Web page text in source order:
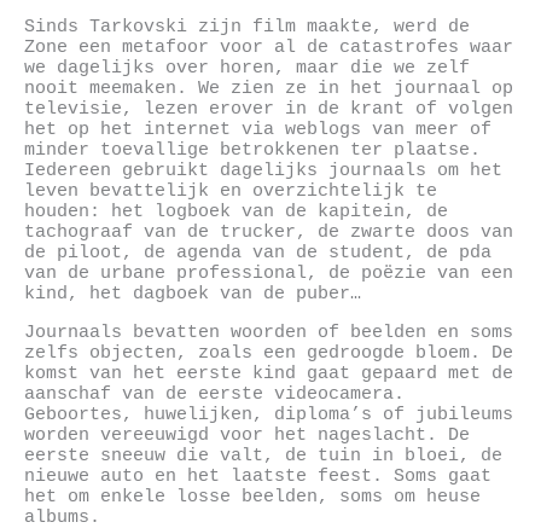
Sinds Tarkovski zijn film maakte, werd de
Zone een metafoor voor al de catastrofes waar
we dagelijks over horen, maar die we zelf
nooit meemaken. We zien ze in het journaal op
televisie, lezen erover in de krant of volgen
het op het internet via weblogs van meer of
minder toevallige betrokkenen ter plaatse.
Iedereen gebruikt dagelijks journaals om het
leven bevattelijk en overzichtelijk te
houden: het logboek van de kapitein, de
tachograaf van de trucker, de zwarte doos van
de piloot, de agenda van de student, de pda
van de urbane professional, de poëzie van een
kind, het dagboek van de puber…
Journaals bevatten woorden of beelden en soms
zelfs objecten, zoals een gedroogde bloem. De
komst van het eerste kind gaat gepaard met de
aanschaf van de eerste videocamera.
Geboortes, huwelijken, diploma’s of jubileums
worden vereeuwigd voor het nageslacht. De
eerste sneeuw die valt, de tuin in bloei, de
nieuwe auto en het laatste feest. Soms gaat
het om enkele losse beelden, soms om heuse
albums.